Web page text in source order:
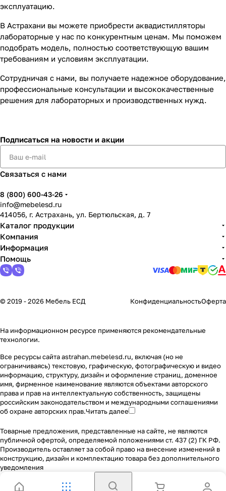
эксплуатацию.
В Астрахани вы можете приобрести аквадистилляторы
лабораторные у нас по конкурентным ценам. Мы поможем
подобрать модель, полностью соответствующую вашим
требованиям и условиям эксплуатации.
Сотрудничая с нами, вы получаете надежное оборудование,
профессиональные консультации и высококачественные
решения для лабораторных и производственных нужд.
Подписаться на новости и акции
Связаться с нами
8 (800) 600-43-26
info@mebelesd.ru
414056, г. Астрахань, ул. Бертюльская, д. 7
Каталог продукции
Компания
Информация
Помощь
© 2019 - 2026 Мебель ЕСД КонфиденциальностьОферта
На информационном ресурсе применяются рекомендательные
технологии.
Все ресурсы сайта astrahan.mebelesd.ru, включая (но не
ограничиваясь) текстовую, графическую, фотографическую и видео
информацию, структуру, дизайн и оформление страниц, доменное
имя, фирменное наименование являются объектами авторского
права и прав на интеллектуальную собственность, защищены
российским законодательством и международными соглашениями
об охране авторских прав.Читать далее
Товарные предложения, представленные на сайте, не являются
публичной офертой, определяемой положениями ст. 437 (2) ГК РФ.
Производитель оставляет за собой право на внесение изменений в
конструкцию, дизайн и комплектацию товара без дополнительного
уведомления